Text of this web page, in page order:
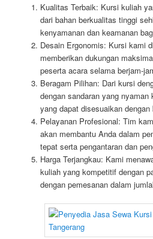
Kualitas Terbaik: Kursi kuliah
dari bahan berkualitas tinggi
kenyamanan dan keamanan
Desain Ergonomis: Kursi kami
memberikan dukungan
peserta acara selama berjam-
Beragam Pilihan: Dari kursi
dengan sandaran yang
yang dapat disesuaikan
Pelayanan Profesional: Tim
akan membantu Anda dalam
tepat serta pengantaran dan
Harga Terjangkau: Kami
kuliah yang kompetitif dengan
dengan pemesanan dalam